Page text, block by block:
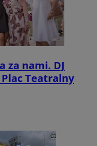
za nami. DJ
Teatralny